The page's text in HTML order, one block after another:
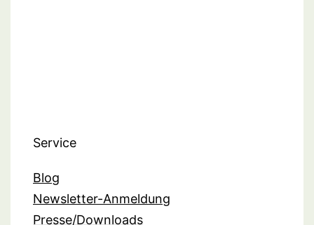
Service
Blog
Newsletter-Anmeldung
Presse/Downloads